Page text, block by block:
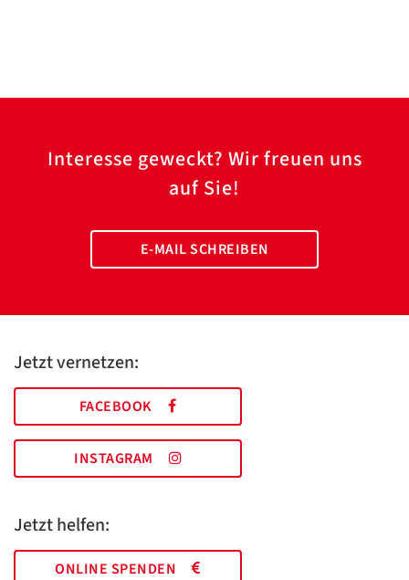
Interesse geweckt? Wir freuen uns
auf Sie!
E-MAIL SCHREIBEN
Jetzt vernetzen:
FACEBOOK
INSTAGRAM
Jetzt helfen:
ONLINE SPENDEN